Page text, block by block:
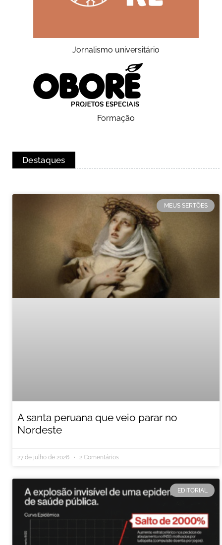
Jornalismo universitário
Formação
Destaques
MEUS SERTÕES
A santa peruana que veio parar no
Nordeste
27 de julho de 2026 2 Comentários
EDITORIAL